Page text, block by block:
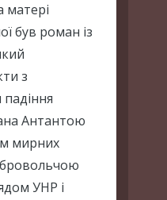
матері
був роман із
з
Антантою
мирних
УНР і